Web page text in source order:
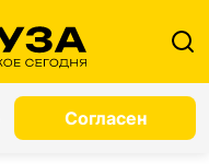
Согласен